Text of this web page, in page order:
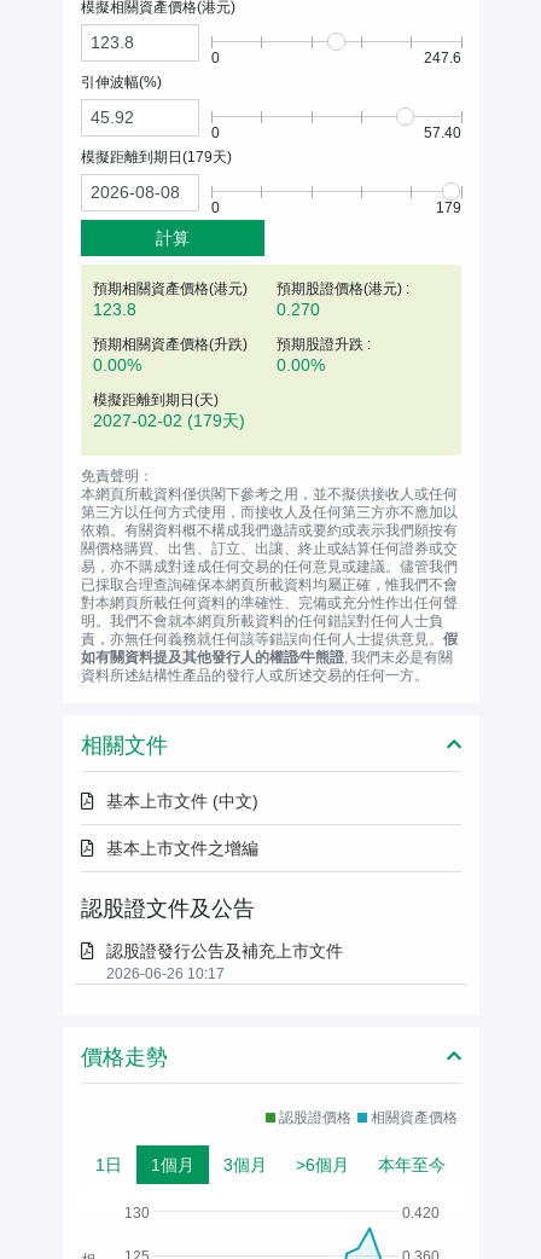
模擬相關資產價格(港元)
0
247.6
引伸波幅(%)
0
57.40
模擬距離到期日(179天)
0 179
計算
預期相關資產價格(港元)
123.8
預期股證價格(港元) :
0.270
預期相關資產價格(升跌)
0.00%
預期股證升跌 :
0.00%
模擬距離到期日(天)
2027-02-02 (179天)
免責聲明：
本網頁所載資料僅供閣下參考之用，並不擬供接收人或任何
第三方以任何方式使用，而接收人及任何第三方亦不應加以
依賴。有關資料概不構成我們邀請或要約或表示我們願按有
關價格購買、出售、訂立、出讓、終止或結算任何證券或交
易，亦不購成對達成任何交易的任何意見或建議。儘管我們
已採取合理查詢確保本網頁所載資料均屬正確，惟我們不會
對本網頁所載任何資料的準確性、完備或充分性作出任何聲
明。我們不會就本網頁所載資料的任何錯誤對任何人士負
責，亦無任何義務就任何該等錯誤向任何人士提供意見。 假
如有關資料提及其他發行人的權證∕牛熊證, 我們未必是有關
資料所述結構性產品的發行人或所述交易的任何一方。
相關文件
基本上市文件 (中文)
基本上市文件之增編
認股證文件及公告
認股證發行公告及補充上市文件
2026-06-26 10:17
價格走勢
認股證價格 相關資產價格
1日 1個月 3個月 >6個月 本年至今
130 0.420